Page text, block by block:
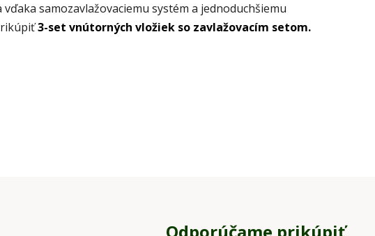
samozavlažovaciemu systém a jednoduchšiemu
3-set vnútorných vložiek so zavlažovacím setom.